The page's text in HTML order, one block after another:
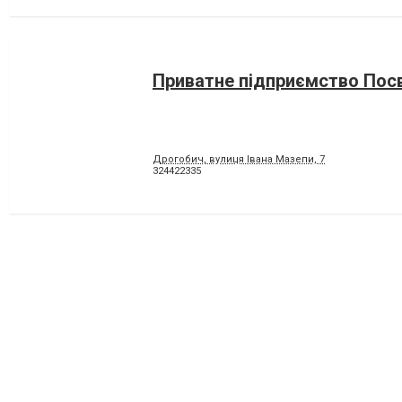
Приватне підприємство
Дрогобич, вулиця Івана Мазепи, 7
324422335